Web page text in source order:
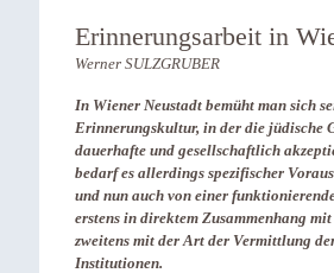
Erinnerungsarbeit in
Werner SULZGRUBER
In Wiener Neustadt bemüht man sich
Erinnerungskultur, in der die jüdische
dauerhafte und gesellschaftlich
bedarf es allerdings spezifischer
und nun auch von einer
erstens in direktem Zusammenhang
zweitens mit der Art der Vermittlung
Institutionen.